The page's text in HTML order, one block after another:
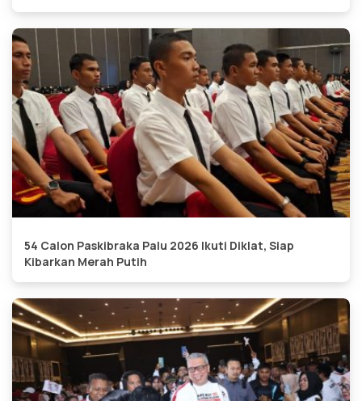
54 Calon Paskibraka Palu 2026 Ikuti Diklat, Siap
Kibarkan Merah Putih